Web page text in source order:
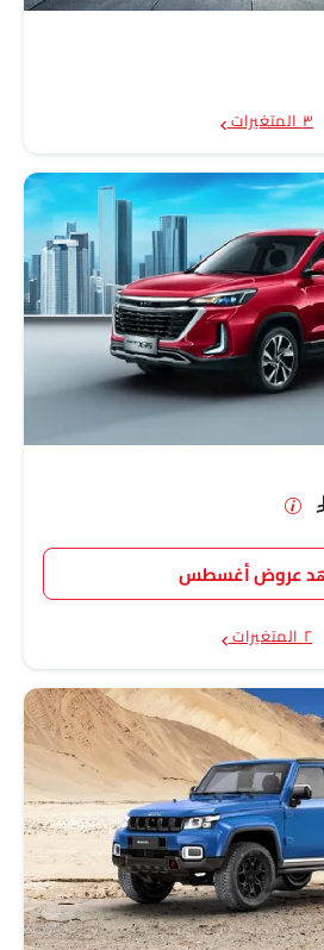
٣ المتغيرات
عروض أغسطس
٢ المتغيرات